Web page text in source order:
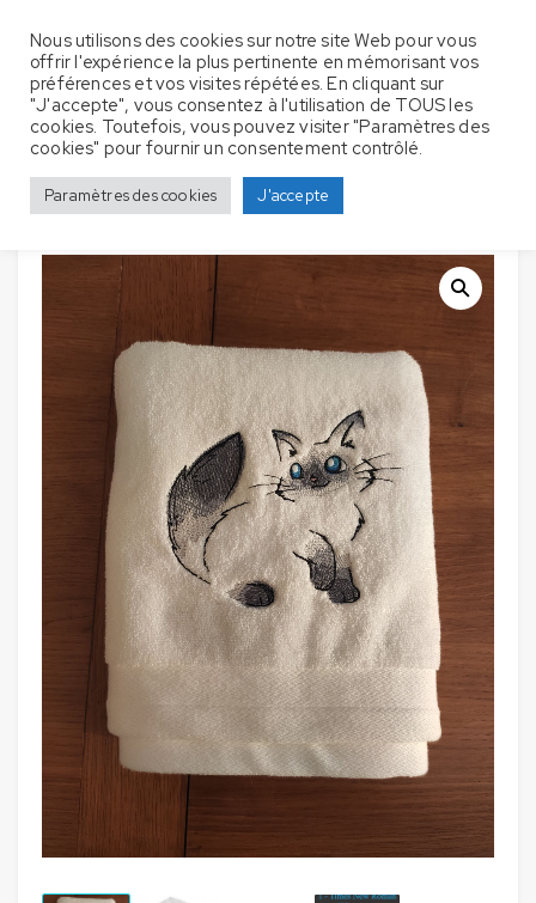
Accueil Serviette de bain Chats
Serviettes de bain avec
broderie – Chat Croquis Mignon
Nous utilisons des cookies sur notre site Web pour vous
offrir l'expérience la plus pertinente en mémorisant vos
préférences et vos visites répétées. En cliquant sur
"J'accepte", vous consentez à l'utilisation de TOUS les
cookies. Toutefois, vous pouvez visiter "Paramètres des
cookies" pour fournir un consentement contrôlé.
Paramètres des cookies J'accepte